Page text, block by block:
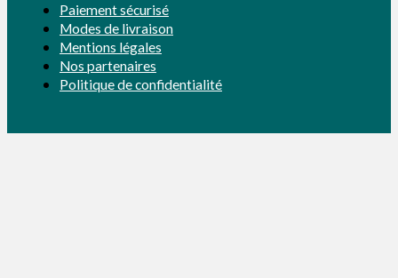
Paiement sécurisé
Modes de livraison
Mentions légales
Nos partenaires
Politique de confidentialité